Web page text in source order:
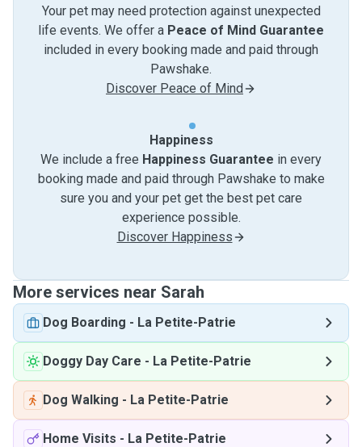
Your pet may need protection against unexpected
life events. We offer a Peace of Mind Guarantee
included in every booking made and paid through
Pawshake.
Discover Peace of Mind
Happiness
We include a free Happiness Guarantee in every
booking made and paid through Pawshake to make
sure you and your pet get the best pet care
experience possible.
Discover Happiness
More services near Sarah
Dog Boarding - La Petite-Patrie
Doggy Day Care - La Petite-Patrie
Dog Walking - La Petite-Patrie
Home Visits - La Petite-Patrie